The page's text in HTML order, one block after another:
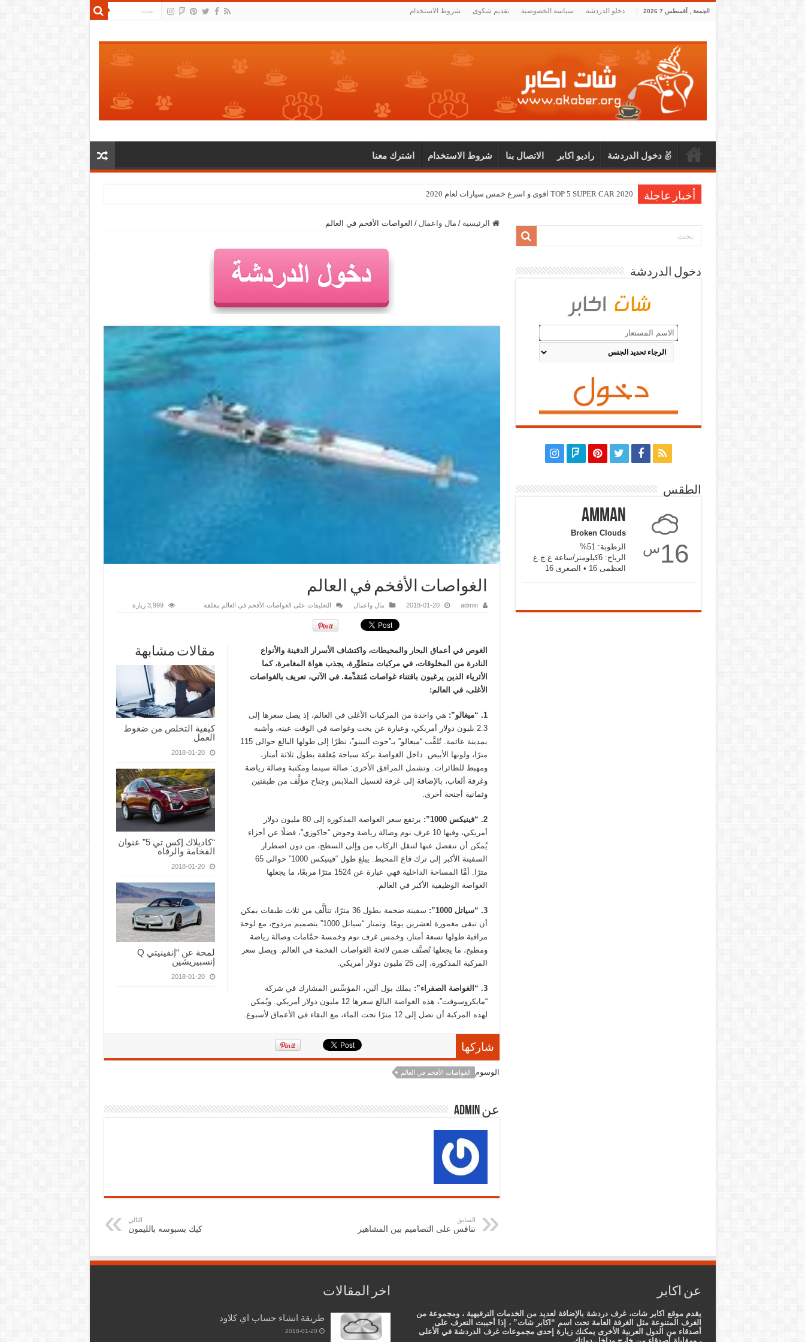
الجمعة , أغسطس 7 2026 دخلو الدردشة سياسة الخصوصية تقديم شكوى شروط الاستخدام
دخول الدردشة راديو اكابر الاتصال بنا شروط الاستخدام اشترك معنا
أخبار عاجلة TOP 5 SUPER CAR 2020 اقوى و اسرع خمس سيارات لعام 2020
الرئيسية / مال واعمال / الغواصات الأفخم في العالم
الغواصات الأفخم في العالم
admin
2018-01-20 مال واعمال التعليقات على الغواصات الأفخم في العالم مغلقة 3,999 زيارة
مقالات مشابهة
كيفية التخلص من ضغوط
العمل
2018-01-20
“كاديلاك إكس تي 5” عنوان
الفخامة والرفاه
2018-01-20
لمحة عن “إنفينيتي Q
إنسبيريشين
2018-01-20
الغوص في أعماق البحار والمحيطات، واكتشاف الأسرار الدفينة والأنواع
النادرة من المخلوقات، في مركبات متطوِّرة، يجذب هواة المغامرة، كما
الأثرياء الذين يرغبون باقتناء غواصات مُتقدِّمة. في الآتي، تعريف بالغواصات
الأغلى، في العالم:
1. “ميغالو”:
هي واحدة من المركبات الأغلى في العالم، إذ يصل سعرها إلى
2.3 بليون دولار أمريكي، وعبارة عن يخت وغواصة في الوقت عينه، وأشبه
بمدينة عائمة. تُلقَّب “ميغالو” بـ”حوت ألبينو”، نظرًا إلى طولها البالغ حوالى 115
مترًا، ولونها الأبيض. داخل الغواصة بركة سباحة مُغلقة بطول ثلاثة أمتار،
ومهبط للطائرات. وتشمل المرافق الأخرى: صالة سينما ومكتبة وصالة رياضة
وغرفة ألعاب، بالإضافة إلى غرفة لغسيل الملابس وجناح مؤلَّف من طبقتين
وثمانية أجنحة أخرى.
2. “فينيكس 1000”:
يرتفع سعر الغواصة المذكورة إلى 80 مليون دولار
أمريكي، وفيها 10 غرف نوم وصالة رياضة وحوض “جاكوزي”، فضلًا عن أجزاء
يُمكن أن تنفصل عنها لتنقل الركاب من وإلى السطح، من دون اضطرار
السفينة الأكبر إلى ترك قاع المحيط. يبلغ طول “فينيكس 1000” حوالى 65
مترًا. أمَّا المساحة الداخلية فهي عبارة عن 1524 مترًا مربعًا، ما يجعلها
الغواصة الوظيفية الأكبر في العالم.
3. “سياتل 1000”:
سفينة ضخمة بطول 36 مترًا، تتألَّف من ثلاث طبقات يمكن
أن تبقى مغمورة لعشرين يومًا. وتمتاز “سياتل 1000” بتصميم مزدوج، مع لوحة
مراقبة طولها تسعة أمتار، وخمس غرف نوم وخمسة حمَّامات وصالة رياضة
ومطبخ، ما يجعلها تُصنَّف ضمن لائحة الغواصات الفخمة في العالم. ويصل سعر
المركبة المذكورة، إلى 25 مليون دولار أمريكي.
3. “الغواصة الصفراء”:
يملك بول ألين، المؤسِّس المشارك في شركة
“مايكروسوفت”، هذه الغواصة البالغ سعرها 12 مليون دولار أمريكي. ويُمكن
لهذه المركبة أن تصل إلى 12 مترًا تحت الماء، مع البقاء في الأعماق لأسبوع.
شاركها
الوسوم الغواصات الأفخم في العالم
عن admin
السابق
تنافس على التصاميم بين المشاهير
التالي
كيك بسبوسه بالليمون
دخول الدردشة
الطقس
16س
Amman
Broken Clouds
الرطوبة: 51%
الرياح: 6كيلومتر/ساعة غ.ج.غ
العظمى 16 • الصغرى 16
عن اكابر
يقدم موقع اكابر شات، غرف دردشة بالإضافة لعديد من الخدمات الترفيهية ، ومجموعة من
الغرف المتنوعة مثل الغرفة العامة تحت اسم “اكابر شات” ، إذا أحببت التعرف على
أصدقاء من الدول العربية الأخرى يمكنك زيارة إحدى مجموعات غرف الدردشة في الأعلى
اخر المقالات
طريقة انشاء حساب اي كلاود
2018-01-20